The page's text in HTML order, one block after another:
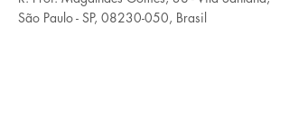
São Paulo - SP, 08230-050, Brasil